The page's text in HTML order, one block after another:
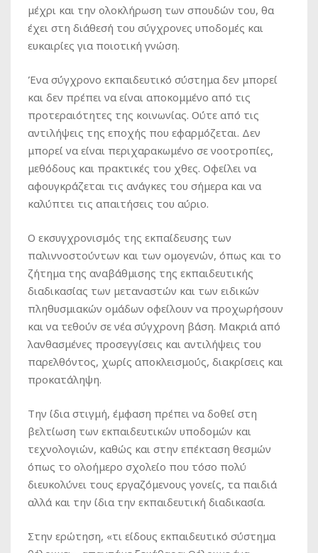
μέχρι και την ολοκλήρωση των σπουδών του, θα
έχει στη διάθεσή του σύγχρονες υποδομές και
ευκαιρίες για ποιοτική γνώση.
Ένα σύγχρονο εκπαιδευτικό σύστημα δεν μπορεί
και δεν πρέπει να είναι αποκομμένο από τις
προτεραιότητες της κοινωνίας. Ούτε από τις
αντιλήψεις της εποχής που εφαρμόζεται. Δεν
μπορεί να είναι περιχαρακωμένο σε νοοτροπίες,
μεθόδους και πρακτικές του χθες. Οφείλει να
αφουγκράζεται τις ανάγκες του σήμερα και να
καλύπτει τις απαιτήσεις του αύριο.
Ο εκσυγχρονισμός της εκπαίδευσης των
παλιννοστούντων και των ομογενών, όπως και το
ζήτημα της αναβάθμισης της εκπαιδευτικής
διαδικασίας των μεταναστών και των ειδικών
πληθυσμιακών ομάδων οφείλουν να προχωρήσουν
και να τεθούν σε νέα σύγχρονη βάση. Μακριά από
λανθασμένες προσεγγίσεις και αντιλήψεις του
παρελθόντος, χωρίς αποκλεισμούς, διακρίσεις και
προκατάληψη.
Την ίδια στιγμή, έμφαση πρέπει να δοθεί στη
βελτίωση των εκπαιδευτικών υποδομών και
τεχνολογιών, καθώς και στην επέκταση θεσμών
όπως το ολοήμερο σχολείο που τόσο πολύ
διευκολύνει τους εργαζόμενους γονείς, τα παιδιά
αλλά και την ίδια την εκπαιδευτική διαδικασία.
Στην ερώτηση, «τι είδους εκπαιδευτικό σύστημα